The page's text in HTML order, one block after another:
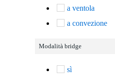
a ventola
a convezione
Modalità bridge
sì